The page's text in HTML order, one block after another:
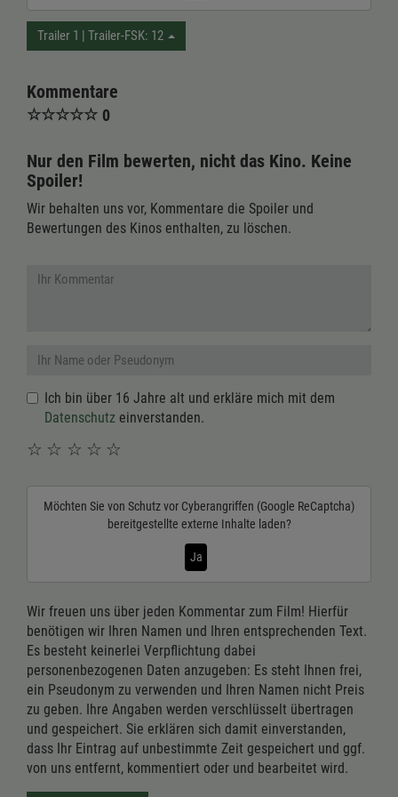
Trailer 1 | Trailer-FSK: 12
Kommentare
☆☆☆☆☆ 0
Nur den Film bewerten, nicht das Kino. Keine
Spoiler!
Wir behalten uns vor, Kommentare die Spoiler und
Bewertungen des Kinos enthalten, zu löschen.
Ich bin über 16 Jahre alt und erkläre mich mit dem
Datenschutz einverstanden.
☆
☆
☆
☆
☆
Möchten Sie von Schutz vor Cyberangriffen (Google ReCaptcha)
bereitgestellte externe Inhalte laden?
Ja
Wir freuen uns über jeden Kommentar zum Film! Hierfür
benötigen wir Ihren Namen und Ihren entsprechenden Text.
Es besteht keinerlei Verpflichtung dabei
personenbezogenen Daten anzugeben: Es steht Ihnen frei,
ein Pseudonym zu verwenden und Ihren Namen nicht Preis
zu geben. Ihre Angaben werden verschlüsselt übertragen
und gespeichert. Sie erklären sich damit einverstanden,
dass Ihr Eintrag auf unbestimmte Zeit gespeichert und ggf.
von uns entfernt, kommentiert oder und bearbeitet wird.